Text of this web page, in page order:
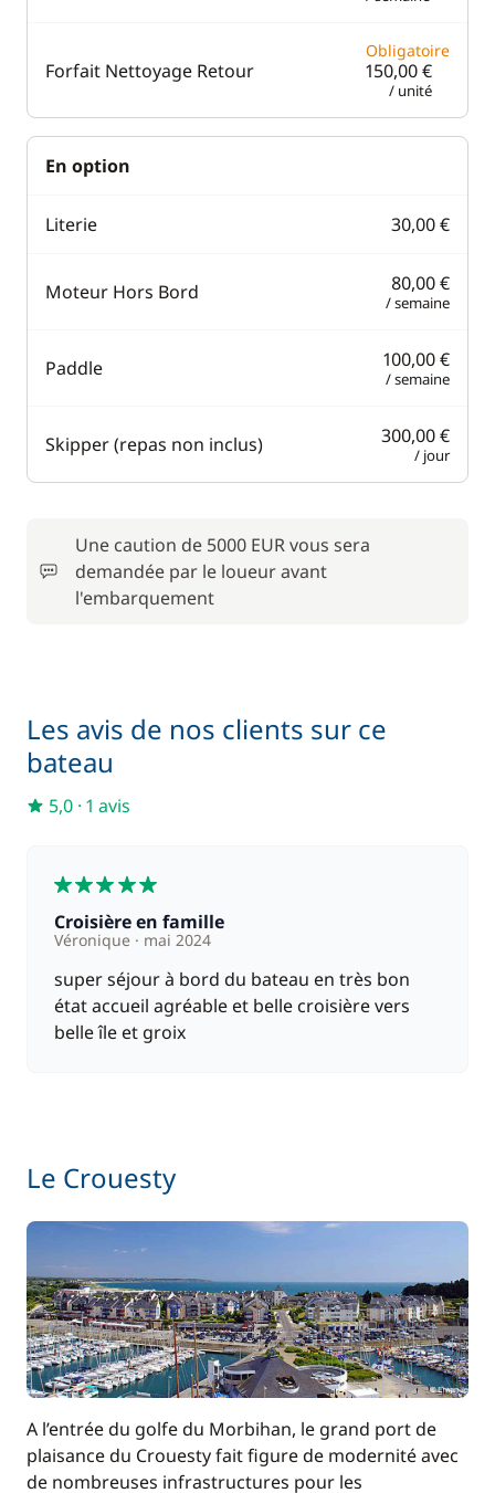
Forfait Nettoyage Retour
Obligatoire
150,00 €
/ unité
En option
Literie 30,00 €
Moteur Hors Bord 80,00 €
/ semaine
Paddle 100,00 €
/ semaine
Skipper (repas non inclus) 300,00 €
/ jour
Une caution de 5000 EUR vous sera
demandée par le loueur avant
l'embarquement
Les avis de nos clients sur ce
bateau
5,0 · 1 avis
Croisière en famille
Véronique mai 2024
super séjour à bord du bateau en très bon
état accueil agréable et belle croisière vers
belle île et groix
Le Crouesty
A l’entrée du golfe du Morbihan, le grand port de
plaisance du Crouesty fait figure de modernité avec
de nombreuses infrastructures pour les